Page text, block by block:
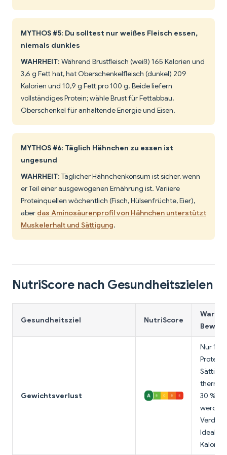
MYTHOS #5: Du solltest nur weißes Fleisch essen,
niemals dunkles
WAHRHEIT: Während Brustfleisch (weiß) 165 Kalorien und
3,6 g Fett hat, hat Oberschenkelfleisch (dunkel) 209
Kalorien und 10,9 g Fett pro 100 g. Beide liefern
vollständiges Protein; wähle Brust für Fettabbau,
Oberschenkel für anhaltende Energie und Eisen.
MYTHOS #6: Täglich Hähnchen zu essen ist
ungesund
WAHRHEIT: Täglicher Hähnchenkonsum ist sicher, wenn
er Teil einer ausgewogenen Ernährung ist. Variiere
Proteinquellen wöchentlich (Fisch, Hülsenfrüchte, Eier),
aber das Aminosäurenprofil von Hähnchen unterstützt
Muskelerhalt und Sättigung.
NutriScore nach Gesundheitszielen
Gesundheitsziel NutriScore
Gewichtsverlust
Nur 165
Protein
30 %
werden
Ideal für